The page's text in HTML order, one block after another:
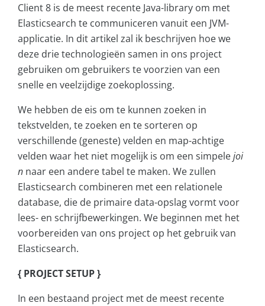
Client 8 is de meest recente Java-library om met
Elasticsearch te communiceren vanuit een JVM-
applicatie. In dit artikel zal ik beschrijven hoe we
deze drie technologieën samen in ons project
gebruiken om gebruikers te voorzien van een
snelle en veelzijdige zoekoplossing.
We hebben de eis om te kunnen zoeken in
tekstvelden, te zoeken en te sorteren op
verschillende (geneste) velden en map-achtige
velden waar het niet mogelijk is om een simpelejoi
n naar een andere tabel te maken. We zullen
Elasticsearch combineren met een relationele
database, die de primaire data-opslag vormt voor
lees- en schrijfbewerkingen. We beginnen met het
voorbereiden van ons project op het gebruik van
Elasticsearch.
{ PROJECT SETUP }
In een bestaand project met de meest recente